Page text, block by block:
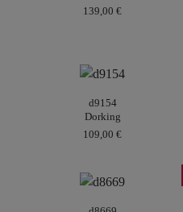
139,00 €
d9154
Dorking
109,00 €